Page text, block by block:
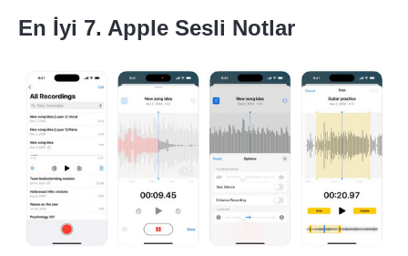
En İyi 7. Apple Sesli Notlar